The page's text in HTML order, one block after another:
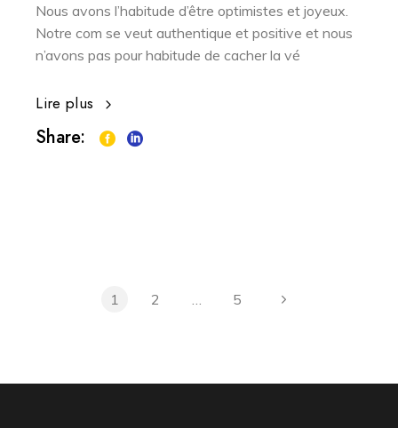
Nous avons l’habitude d’être optimistes et joyeux.
Notre com se veut authentique et positive et nous
n’avons pas pour habitude de cacher la vé
Lire plus
Share:
1 2 … 5